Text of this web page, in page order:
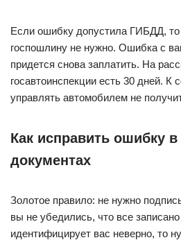
Если ошибку допустила ГИБДД, то
госпошлину не нужно. Ошибка с
придется снова заплатить. На
госавтоинспекции есть 30 дней. К
управлять автомобилем не
Как исправить ошибку в
документах
Золотое правило: не нужно
вы не убедились, что все
идентифицирует вас неверно, то